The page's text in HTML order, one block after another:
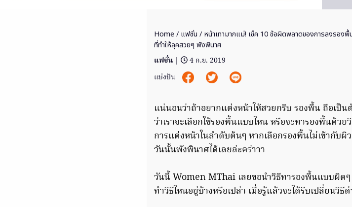
Home / แฟชั่น / หน้าเทามากแม่! เช็ค 10 ข้อผิดพลาดของการลงรองพื้
ที่ทำให้ลุคสวยๆ พังพินาศ
แฟชั่น |
4 ก.ย. 2019
แบ่งปัน
แน่นอนว่าถ้าอยากแต่งหน้าให้สวยกริบ รองพื้น ถือเป็
ว่าเราจะเลือกใช้รองพื้นแบบไหน หรือจะทารองพื้นด้ว
การแต่งหน้าในลำดับต้นๆ หากเลือกรองพื้นไม่เข้ากับ
วันนั้นพังพินาศได้เลยล่ะคร่าาา
วันนี้ Women MThai เลยขอนำวิธีทารองพื้นแบบผิดๆ
ทำวิธีไหนอยู่บ้างหรือเปล่า เมื่อรู้แล้วจะได้รีบเปลี่ยนวิธี